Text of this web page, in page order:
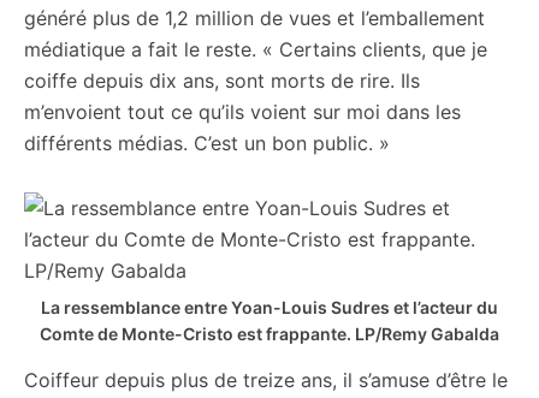
généré plus de 1,2 million de vues et l’emballement
médiatique a fait le reste. « Certains clients, que je
coiffe depuis dix ans, sont morts de rire. Ils
m’envoient tout ce qu’ils voient sur moi dans les
différents médias. C’est un bon public. »
La ressemblance entre Yoan-Louis Sudres et l’acteur du
Comte de Monte-Cristo est frappante. LP/Remy Gabalda
Coiffeur depuis plus de treize ans, il s’amuse d’être le